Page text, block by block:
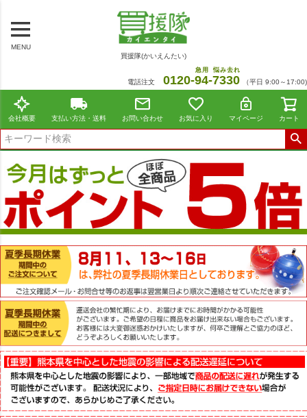
MENU
買援隊(かいえんたい)
電話注文 0120-94
急用
-7330
悩み去れ
（平日 9:00～17:00)
会社概要 支払い方法・送料 お問い合わせ お気に入り マイページ カート